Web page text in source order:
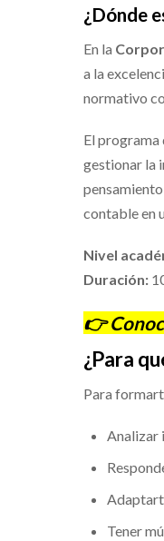
¿Dónde
En la
a la
normativo
El programa
gestionar la
contable en
Nivel
Duración:
👉
¿Para
Para
Analizar
Tener